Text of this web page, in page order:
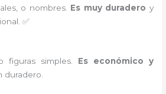
o nombres. Es muy duradero y
✅
figuras simples. Es económico y
duradero.